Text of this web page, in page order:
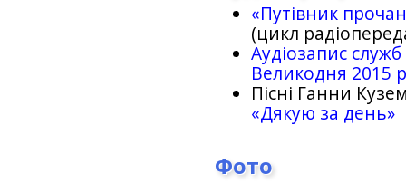
«Путівник
(цикл
Аудіозапис
Великодня 2015
Пісні Ганни
«Дякую за день»
Фото